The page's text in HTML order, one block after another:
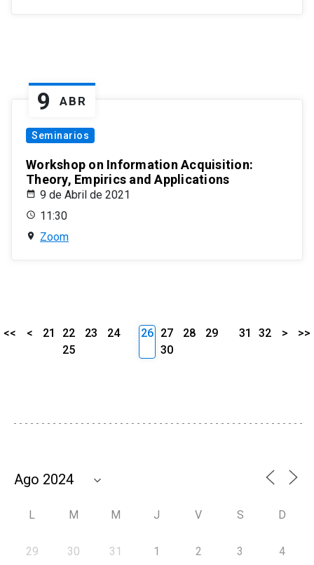
9 ABR
Seminarios
Workshop on Information Acquisition:
Theory, Empirics and Applications
9 de Abril de 2021
11:30
Zoom
<< < 21 22 23
24
25
26 27 28
29
30
31 32 > >>
L M M J V S D
29 30 31 1 2 3 4